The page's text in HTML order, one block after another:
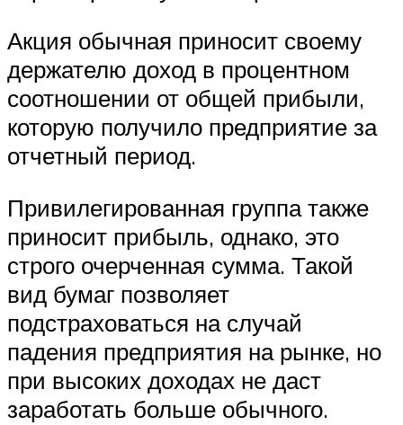
Акция обычная приносит своему
держателю доход в процентном
соотношении от общей прибыли,
которую получило предприятие за
отчетный период.
Привилегированная группа также
приносит прибыль, однако, это
строго очерченная сумма. Такой
вид бумаг позволяет
подстраховаться на случай
падения предприятия на рынке, но
при высоких доходах не даст
заработать больше обычного.